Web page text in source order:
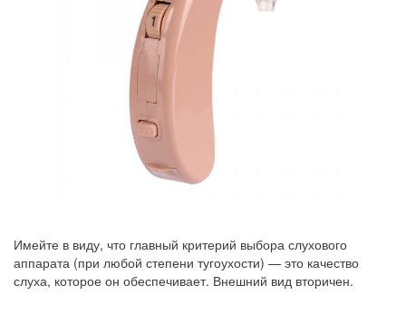
Имейте в виду, что главный критерий выбора слухового
аппарата (при любой степени тугоухости) — это качество
слуха, которое он обеспечивает. Внешний вид вторичен.